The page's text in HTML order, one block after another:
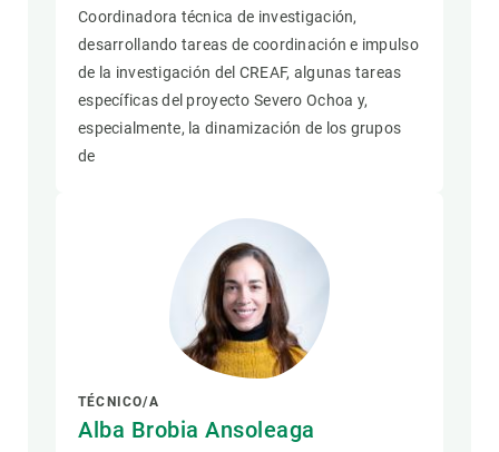
Coordinadora técnica de investigación,
desarrollando tareas de coordinación e impulso
de la investigación del CREAF, algunas tareas
específicas del proyecto Severo Ochoa y,
especialmente, la dinamización de los grupos
de
TÉCNICO/A
Alba Brobia Ansoleaga